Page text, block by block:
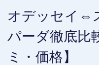
オデッセイ⇔
パーダ徹底比
ミ・価格】